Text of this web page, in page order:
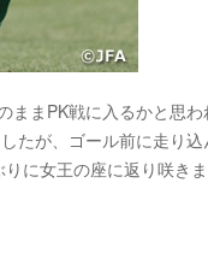
ままPK戦に入るかと思わ
たが、ゴール前に走り込
に女王の座に返り咲き